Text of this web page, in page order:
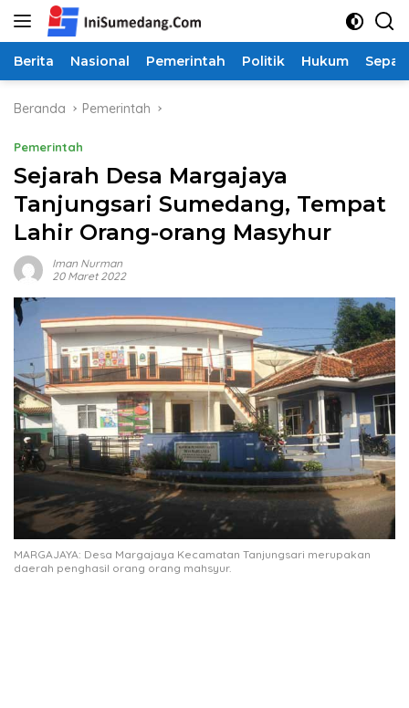
Langsung
Berita Nasional Pemerintah Politik Hukum
Beranda Pemerintah
Pemerintah
Sejarah Desa Margajaya
Tanjungsari Sumedang, Tempat
Lahir Orang-orang Masyhur
Iman Nurman
20 Maret 2022
MARGAJAYA: Desa Margajaya Kecamatan Tanjungsari merupakan
daerah penghasil orang orang mahsyur.